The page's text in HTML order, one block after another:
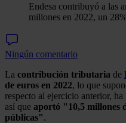
Endesa contribuyó a las
millones en 2022, un
Ningún comentario
La contribución tributaria de
de euros en 2022, lo que
respecto al ejercicio anterior,
así que aportó "10,5 millones
públicas".